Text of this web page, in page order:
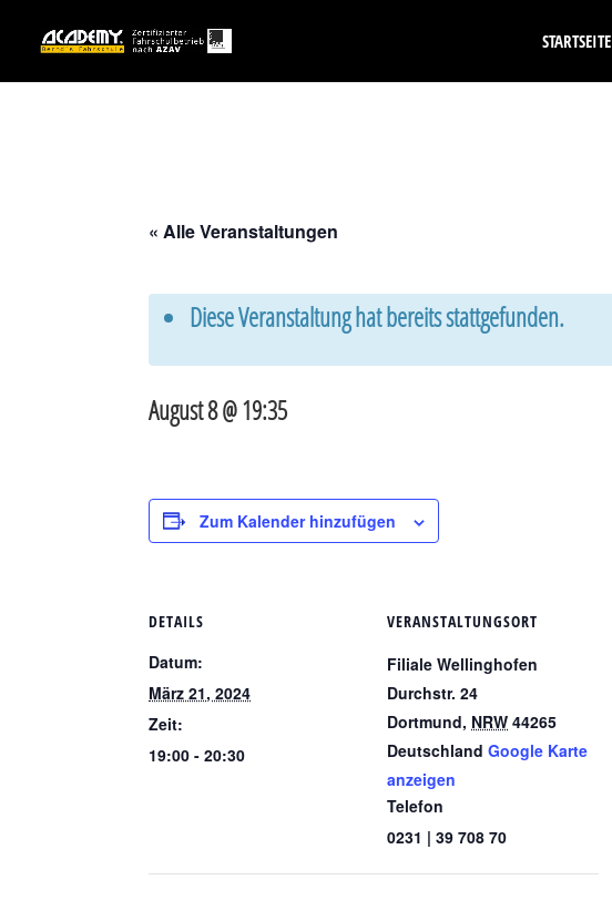
STARTSEITE
« Alle Veranstaltungen
Diese Veranstaltung hat bereits stattgefunden.
August 8 @ 19:35
Zum Kalender hinzufügen
DETAILS
Datum:
März 21, 2024
Zeit:
19:00 - 20:30
VERANSTALTUNGSORT
Filiale Wellinghofen
Durchstr. 24
Dortmund, NRW 44265
Deutschland Google Karte
anzeigen
Telefon
0231 | 39 708 70